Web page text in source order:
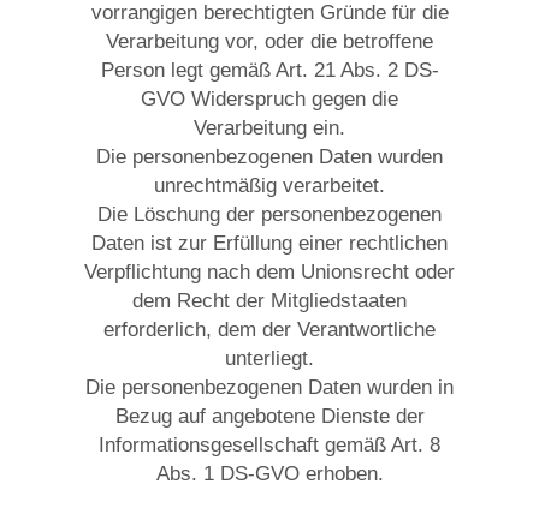
vorrangigen berechtigten Gründe für die
Verarbeitung vor, oder die betroffene
Person legt gemäß Art. 21 Abs. 2 DS-
GVO Widerspruch gegen die
Verarbeitung ein.
Die personenbezogenen Daten wurden
unrechtmäßig verarbeitet.
Die Löschung der personenbezogenen
Daten ist zur Erfüllung einer rechtlichen
Verpflichtung nach dem Unionsrecht oder
dem Recht der Mitgliedstaaten
erforderlich, dem der Verantwortliche
unterliegt.
Die personenbezogenen Daten wurden in
Bezug auf angebotene Dienste der
Informationsgesellschaft gemäß Art. 8
Abs. 1 DS-GVO erhoben.